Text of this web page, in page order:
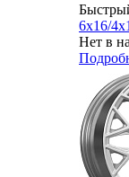
6x16/
Нет в